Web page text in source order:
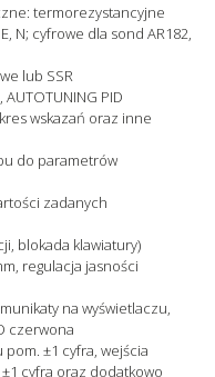
termorezystancyjne
N; cyfrowe dla sond AR182,
lub SSR
PID
wskazań oraz inne
do parametrów
zadanych
blokada klawiatury)
regulacja jasności
na wyświetlaczu,
czerwona
pom. ±1 cyfra, wejścia
cyfra oraz dodatkowo